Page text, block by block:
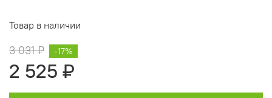
Товар в наличии
3 031 ₽
2 525 ₽
-17%